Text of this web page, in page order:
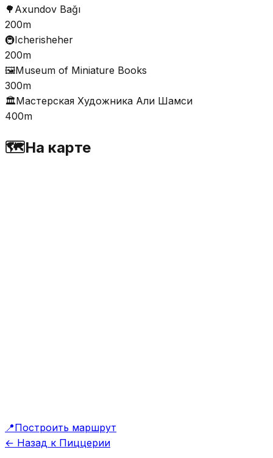
🌳 Axundov Bağı
200m
🚇Icherisheher
200m
🖼️Museum of Miniature Books
300m
🏛️Мастерская Художника Али Шамси
400m
🗺️На карте
📍Построить маршрут
← Назад к Пиццерии